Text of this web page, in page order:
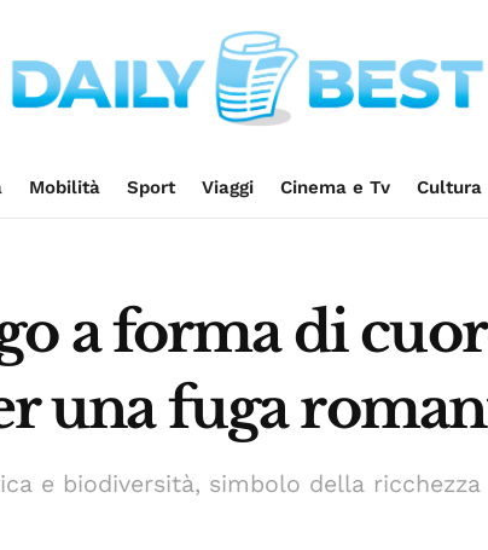
Mobilità Sport Viaggi Cinema e Tv Cultura
a forma di
una fuga
e biodiversità, simbolo della